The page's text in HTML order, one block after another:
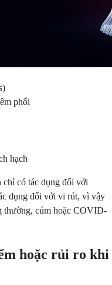
phổi
hạch
có tác dụng đối với
dụng đối với vi rút, vì vậy
thường, cúm hoặc COVID-
hoặc rủi ro khi